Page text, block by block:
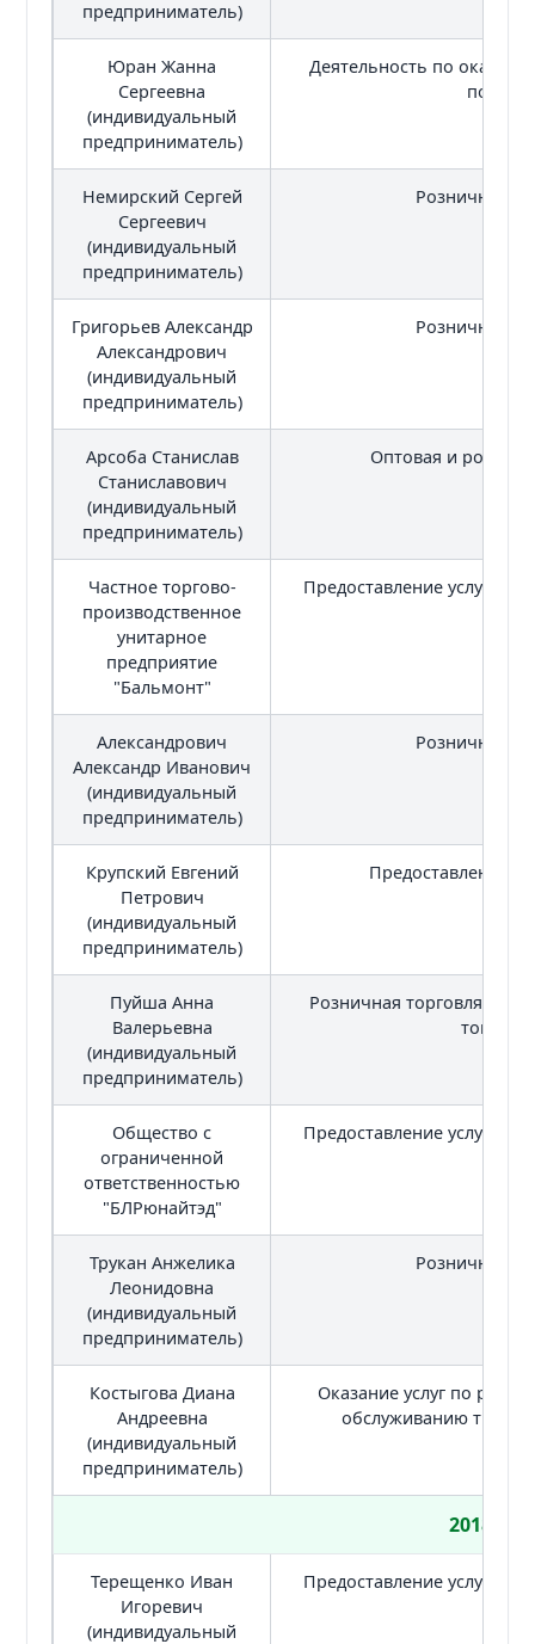
предприниматель)
Юран Жанна
Сергеевна
(индивидуальный
предприниматель)
Деятельность по
Немирский Сергей
Сергеевич
(индивидуальный
предприниматель)
Розничная
Григорьев Александр
Александрович
(индивидуальный
предприниматель)
Розничная
Арсоба Станислав
Станиславович
(индивидуальный
предприниматель)
Оптовая и
Частное торгово-
производственное
унитарное
предприятие
"Бальмонт"
Предоставление услуг
Александрович
Александр Иванович
(индивидуальный
предприниматель)
Розничная
Крупский Евгений
Петрович
(индивидуальный
предприниматель)
Предоставление
Пуйша Анна
Валерьевна
(индивидуальный
предприниматель)
Розничная торговля
Общество с
ограниченной
ответственностью
"БЛРюнайтэд"
Предоставление услуг
Трукан Анжелика
Леонидовна
(индивидуальный
предприниматель)
Розничная
Костыгова Диана
Андреевна
(индивидуальный
предприниматель)
Оказание услуг по
обслуживанию
2018
Терещенко Иван
Игоревич
(индивидуальный
Предоставление услуг